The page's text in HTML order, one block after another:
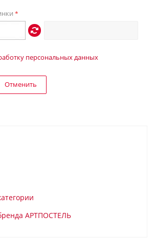
*
персональных данных
Отменить
АРТПОСТЕЛЬ